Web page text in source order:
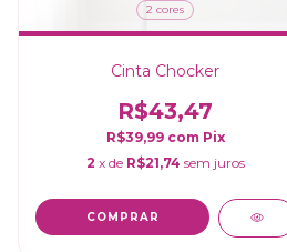
2 cores
Cinta Chocker
R$43,47
R$39,99 com Pix
2 x de R$21,74 sem juros
COMPRAR